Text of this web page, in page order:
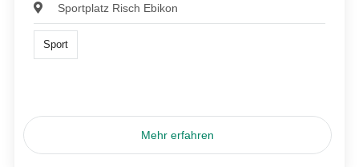
Sportplatz Risch Ebikon
Sport
Mehr erfahren